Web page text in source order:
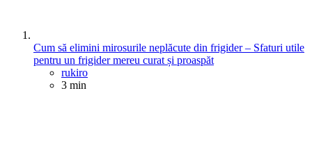
Cum să elimini mirosurile neplăcute din frigider – Sfaturi utile
pentru un frigider mereu curat și proaspăt
Posted
rukiro
3 min